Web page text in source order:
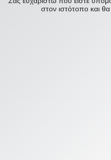
στον ιστότοπο και